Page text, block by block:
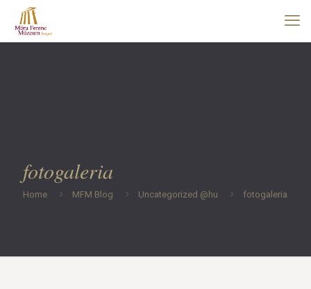
fotogaleria
Home MFM Blog Uncategorized @hu fotogaleria